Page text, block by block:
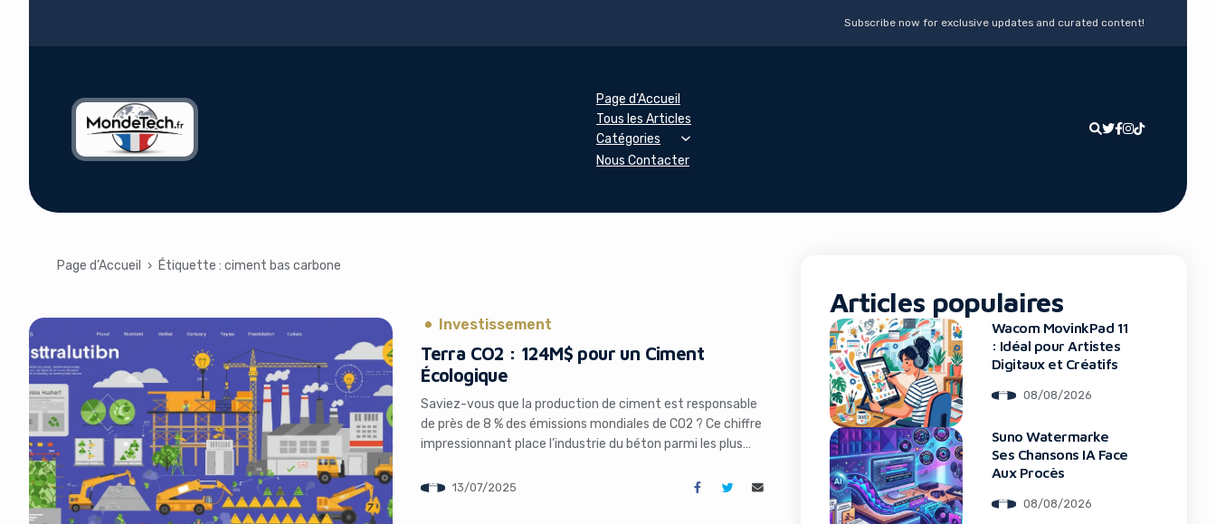
Subscribe now for exclusive updates and curated content!
Page d’Accueil
Tous les Articles
Catégories
Nous Contacter
Page d’Accueil › Étiquette :ciment bas carbone
Investissement
Terra CO2 : 124M$ pour un Ciment
Écologique
Saviez-vous que la production de ciment est responsable
de près de 8 % des émissions mondiales de CO2 ? Ce chiffre
impressionnant place l’industrie du béton parmi les plus
et des transports. Pourtant, une startup basée à Golden,
13/07/2025
Articles populaires
Wacom MovinkPad 11
: Idéal pour Artistes
Digitaux et Créatifs
08/08/2026
Suno Watermarke
Ses Chansons IA Face
Aux Procès
08/08/2026